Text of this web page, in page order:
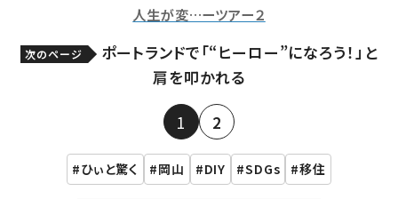
人生が変…ーツアー２
次のページ
ポートランドで「“ヒーロー”になろう！」と
肩を叩かれる
1 2
ひぃと驚く 岡山 DIY SDGs 移住